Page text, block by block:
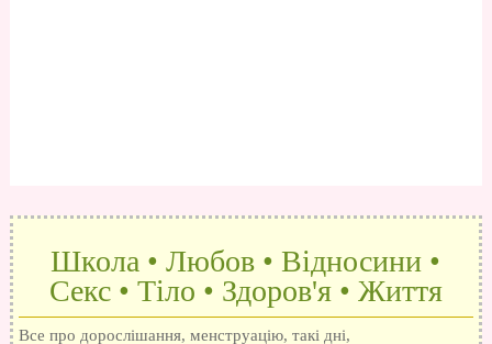
Школа • Любов • Відносини •
Секс • Тіло • Здоров'я • Життя
Все про дорослішання, менструацію, такі дні,